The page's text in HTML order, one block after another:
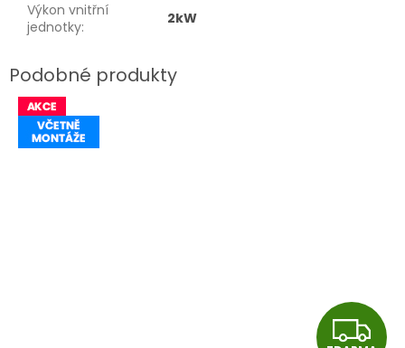
Výkon vnitřní
jednotky: 2kW
Z